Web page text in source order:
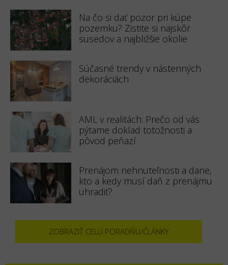
Na čo si dať pozor pri kúpe
pozemku? Zistite si najskôr
susedov a najbližšie okolie
Súčasné trendy v nástenných
dekoráciách
AML v realitách: Prečo od vás
pýtame doklad totožnosti a
pôvod peňazí
Prenájom nehnuteľnosti a dane,
kto a kedy musí daň z prenájmu
uhradiť?
ZOBRAZIŤ CELÚ PORADŇU/ČLÁNKY